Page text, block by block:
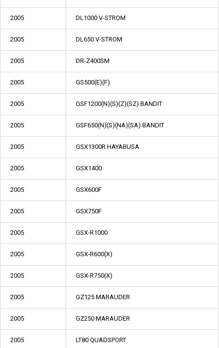
2005 DL1000 V-STROM
2005 DL650 V-STROM
2005 DR-Z400SM
2005 GS500(E)(F)
2005 GSF1200(N)(S)(Z)(SZ) BANDIT
2005 GSF650(N)(S)(NA)(SA) BANDIT
2005 GSX1300R HAYABUSA
2005 GSX1400
2005 GSX600F
2005 GSX750F
2005 GSX-R1000
2005 GSX-R600(X)
2005 GSX-R750(X)
2005 GZ125 MARAUDER
2005 GZ250 MARAUDER
2005 LT80 QUADSPORT